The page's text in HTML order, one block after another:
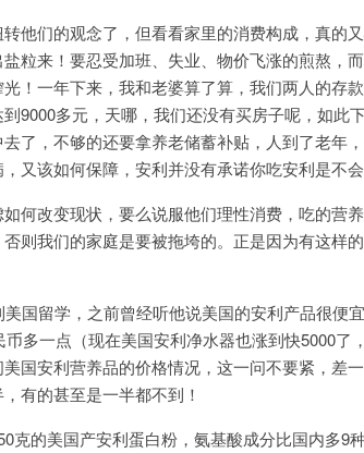
他们的观念了，但看看家里的消费构成，真的
粒来！要忍受加班、失业、物价飞涨的煎熬，
！一年下来，我和老婆算了算，我们两人的存
9000多元，天哪，我们还没有买房子呢，如此
了，不够的还要拿养老储蓄补贴，人到了老年
又该如何保障，安利并没有承诺你吃安利是不会
何改变现状，要么说服他们理性消费，吃的营
则我们的家庭是要被拖垮的。正是因为有这样
国留学，之前曾经听他说美国的安利产品很便
多一点（现在美国安利净水器也涨到快5000了
国安利营养品的价格情况，这一问不要紧，差
有的甚至是一半都不到！
克的美国产安利蛋白粉，氨基酸成分比国内多9